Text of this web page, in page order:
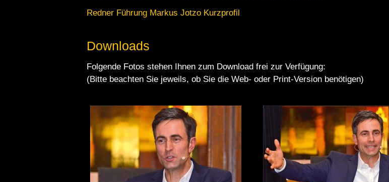
Redner Führung Markus Jotzo Kurzprofil
Downloads
Folgende Fotos stehen Ihnen zum Download frei zur Verfügung:
(Bitte beachten Sie jeweils, ob Sie die Web- oder Print-Version benötigen)